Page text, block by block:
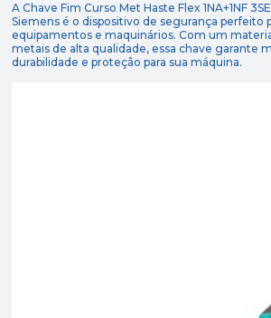
A Chave Fim Curso Met Haste Flex 1NA+1NF
Siemens é o dispositivo de segurança perfeito
equipamentos e maquinários. Com um
metais de alta qualidade, essa chave garante
durabilidade e proteção para sua máquina.